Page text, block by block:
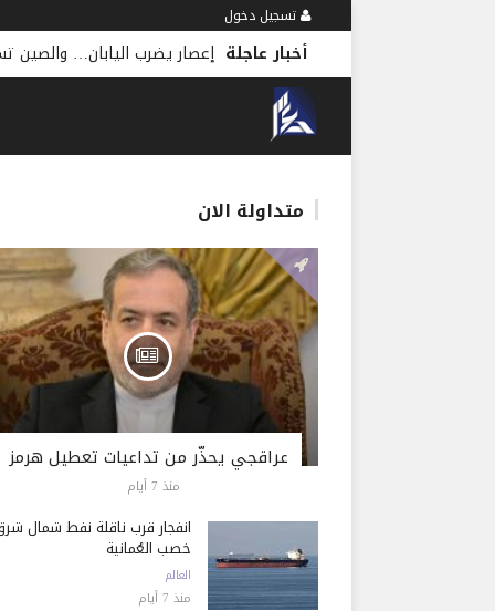
تسجيل دخول
أخبار عاجلة إعصار يضرب اليابان… والصين
متداولة الان
عراقجي يحذّر من تداعيات تعطيل هرمز
منذ 7 أيام
انفجار قرب ناقلة نفط شمال
خصب العُمانية
العالم
منذ 7 أيام